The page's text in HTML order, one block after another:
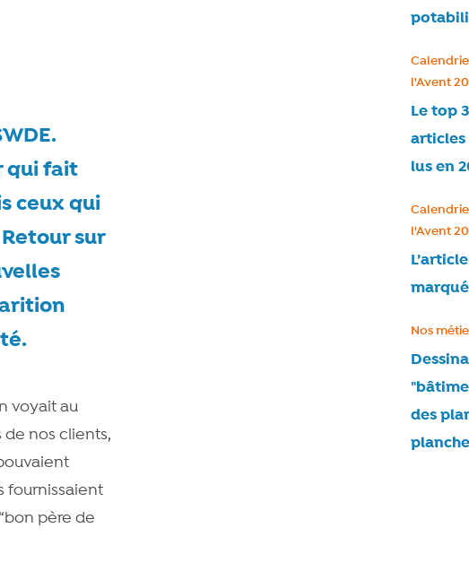
qui fait
ceux qui
sur
voyait au
de nos clients,
fournissaient
père de
Le top
articles
lus en
l'Avent
l'Avent
des
planche
Nos